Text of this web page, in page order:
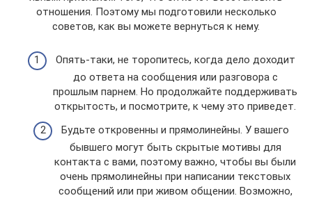
отношения. Поэтому мы подготовили несколько
советов, как вы можете вернуться к нему.
Опять-таки, не торопитесь, когда дело доходит
до ответа на сообщения или разговора с
прошлым парнем. Но продолжайте поддерживать
открытость, и посмотрите, к чему это приведет.
Будьте откровенны и прямолинейны. У вашего
бывшего могут быть скрытые мотивы для
контакта с вами, поэтому важно, чтобы вы были
очень прямолинейны при написании текстовых
сообщений или при живом общении. Возможно,